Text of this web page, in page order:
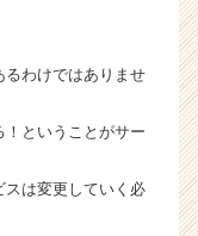
るわけではありませ
ということがサー
スは変更していく必